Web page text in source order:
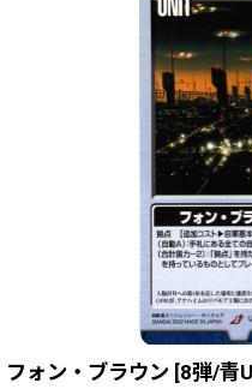
フォン・ブラウン [8弾/青